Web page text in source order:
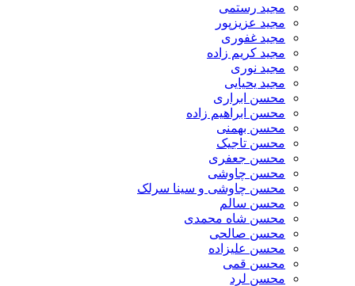
مجید رستمی
مجید عزیزپور
مجید غفوری
مجید کریم زاده
مجید نوری
مجید یحیایی
محسن ابراری
محسن ابراهیم زاده
محسن بهمنی
محسن تاجیک
محسن جعفری
محسن چاوشی
محسن چاوشی و سینا سرلک
محسن سالم
محسن شاه محمدی
محسن صالحی
محسن علیزاده
محسن قمی
محسن لرد